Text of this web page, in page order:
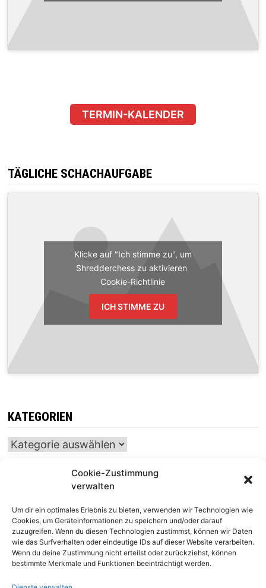
Cookie-Zustimmung
verwalten
Um dir ein optimales Erlebnis zu bieten, verwenden wir Technologien wie
Cookies, um Geräteinformationen zu speichern und/oder darauf
zuzugreifen. Wenn du diesen Technologien zustimmst, können wir Daten
wie das Surfverhalten oder eindeutige IDs auf dieser Website verarbeiten.
Wenn du deine Zustimmung nicht erteilst oder zurückziehst, können
bestimmte Merkmale und Funktionen beeinträchtigt werden.
TERMIN-KALENDER
TÄGLICHE SCHACHAUFGABE
Klicke auf "Ich stimme zu", um
Shredderchess zu aktivieren
Cookie-Richtlinie
ICH STIMME ZU
KATEGORIEN
Kategorien
SCHACHTICKER